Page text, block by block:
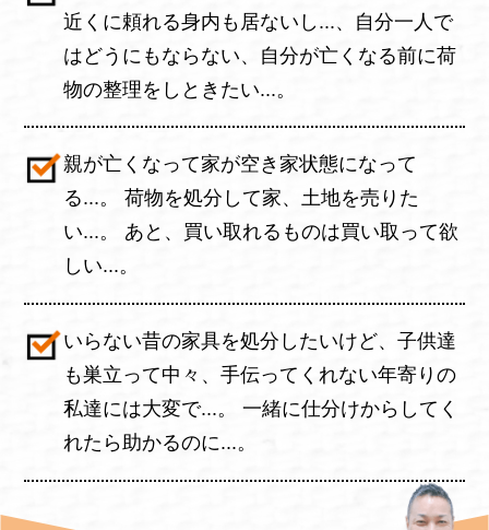
近くに頼れる身内も居ないし...、自分一人で
はどうにもならない、自分が亡くなる前に荷
物の整理をしときたい...。
親が亡くなって家が空き家状態になって
る...。 荷物を処分して家、土地を売りた
い...。 あと、買い取れるものは買い取って欲
しい...。
いらない昔の家具を処分したいけど、子供達
も巣立って中々、手伝ってくれない年寄りの
私達には大変で...。 一緒に仕分けからしてく
れたら助かるのに...。